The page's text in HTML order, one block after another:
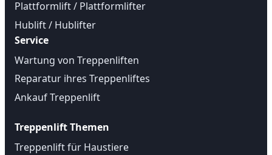
Plattformlift / Plattformlifter
Hublift / Hublifter
Service
Wartung von Treppenliften
Reparatur ihres Treppenliftes
Ankauf Treppenlift
Treppenlift Themen
Treppenlift für Haustiere